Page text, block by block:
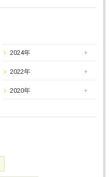
2024年
2022年
2020年